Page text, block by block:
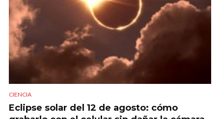
CIENCIA
Eclipse solar del 12 de agosto: cómo